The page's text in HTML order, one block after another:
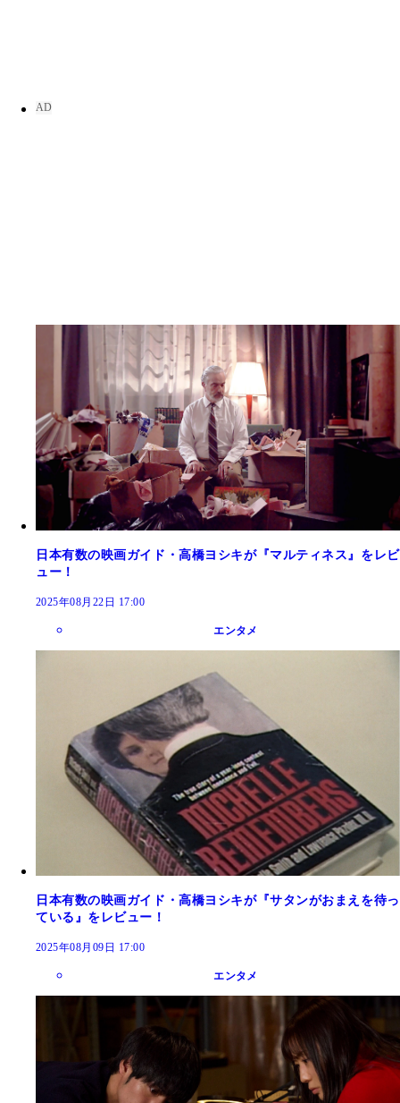
日本有数の映画ガイド・高橋ヨシキが『マルティネス』をレビ
ュー！
2025年08月22日 17:00
エンタメ
日本有数の映画ガイド・高橋ヨシキが『サタンがおまえを待っ
ている』をレビュー！
2025年08月09日 17:00
エンタメ